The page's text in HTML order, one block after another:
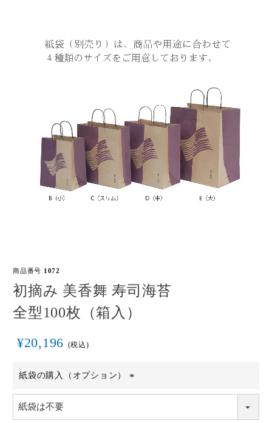
商品番号 1072
初摘み 美香舞 寿司海苔
全型100枚（箱入）
¥20,196 税込
紙袋の購入（オプション）
(必